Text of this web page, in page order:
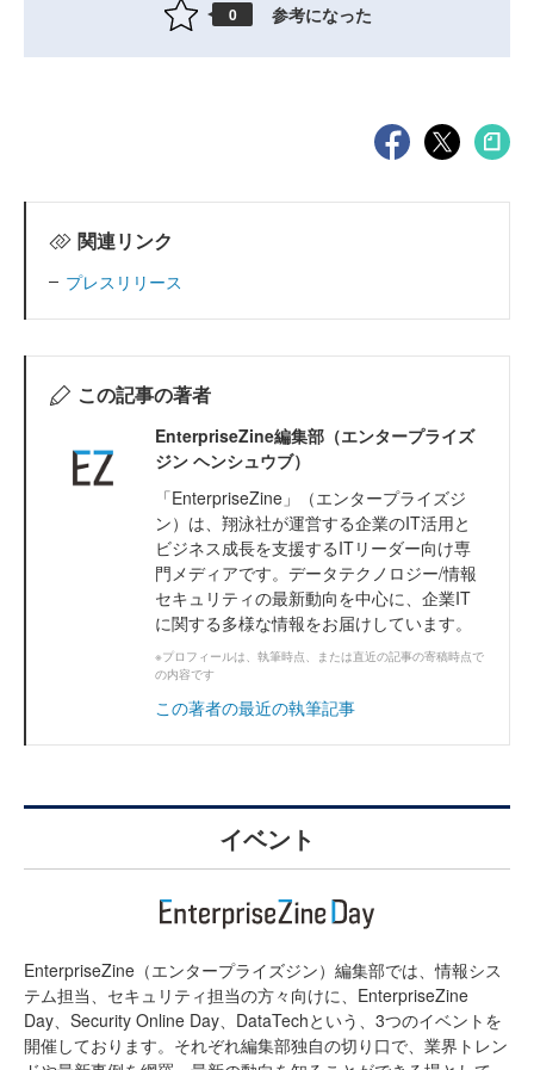
0 参考になった
関連リンク
プレスリリース
この記事の著者
EnterpriseZine編集部（エンタープライズ
ジン ヘンシュウブ）
「EnterpriseZine」（エンタープライズジ
ン）は、翔泳社が運営する企業のIT活用と
ビジネス成長を支援するITリーダー向け専
門メディアです。データテクノロジー/情報
セキュリティの最新動向を中心に、企業IT
に関する多様な情報をお届けしています。
※プロフィールは、執筆時点、または直近の記事の寄稿時点で
の内容です
この著者の最近の執筆記事
イベント
EnterpriseZine（エンタープライズジン）編集部では、情報シス
テム担当、セキュリティ担当の方々向けに、EnterpriseZine
Day、Security Online Day、DataTechという、3つのイベントを
開催しております。それぞれ編集部独自の切り口で、業界トレン